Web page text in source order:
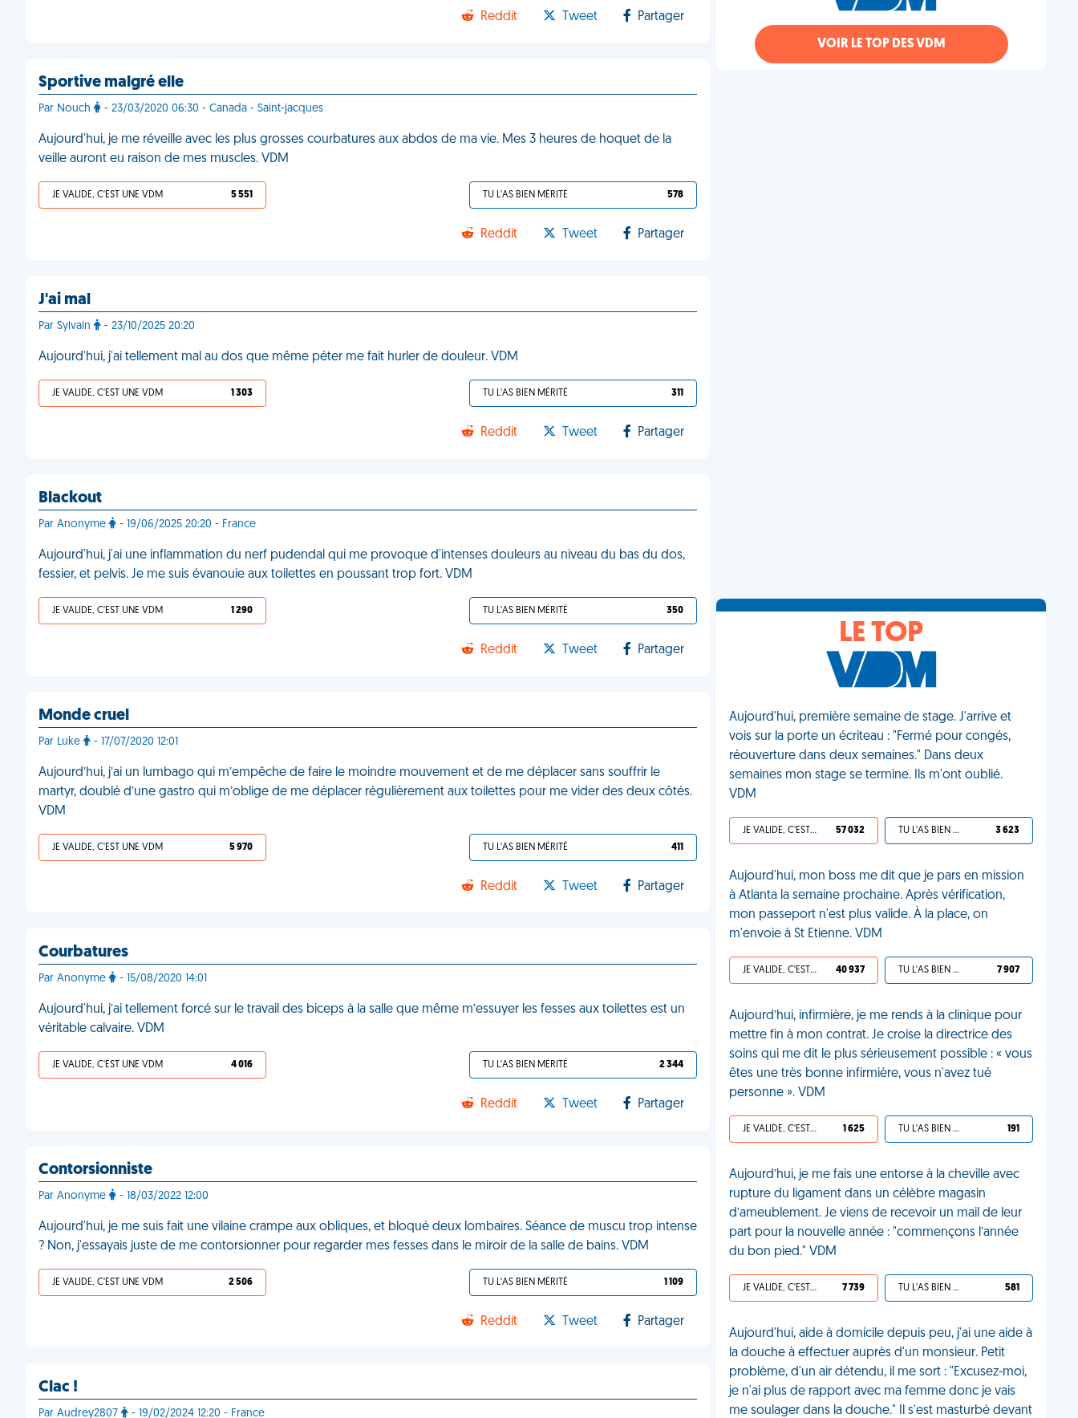
Reddit Tweet Partager
Sportive malgré elle
Par Nouch - 23/03/2020 06:30 - Canada - Saint-jacques
Aujourd'hui, je me réveille avec les plus grosses courbatures aux abdos de ma vie. Mes 3 heures de hoquet de la
veille auront eu raison de mes muscles. VDM
JE VALIDE, C'EST UNE VDM 5 551 TU L'AS BIEN MÉRITÉ 578
Reddit Tweet Partager
J'ai mal
Par Sylvain - 23/10/2025 20:20
Aujourd'hui, j'ai tellement mal au dos que même péter me fait hurler de douleur. VDM
JE VALIDE, C'EST UNE VDM 1 303 TU L'AS BIEN MÉRITÉ 311
Reddit Tweet Partager
Blackout
Par Anonyme - 19/06/2025 20:20 - France
Aujourd'hui, j'ai une inflammation du nerf pudendal qui me provoque d'intenses douleurs au niveau du bas du dos,
fessier, et pelvis. Je me suis évanouie aux toilettes en poussant trop fort. VDM
JE VALIDE, C'EST UNE VDM 1 290 TU L'AS BIEN MÉRITÉ 350
Reddit Tweet Partager
Monde cruel
Par Luke - 17/07/2020 12:01
Aujourd’hui, j’ai un lumbago qui m’empêche de faire le moindre mouvement et de me déplacer sans souffrir le
martyr, doublé d’une gastro qui m’oblige de me déplacer régulièrement aux toilettes pour me vider des deux côtés.
VDM
JE VALIDE, C'EST UNE VDM 5 970 TU L'AS BIEN MÉRITÉ 411
Reddit Tweet Partager
Courbatures
Par Anonyme - 15/08/2020 14:01
Aujourd'hui, j’ai tellement forcé sur le travail des biceps à la salle que même m’essuyer les fesses aux toilettes est un
véritable calvaire. VDM
JE VALIDE, C'EST UNE VDM 4 016 TU L'AS BIEN MÉRITÉ 2 344
Reddit Tweet Partager
Contorsionniste
Par Anonyme - 18/03/2022 12:00
Aujourd'hui, je me suis fait une vilaine crampe aux obliques, et bloqué deux lombaires. Séance de muscu trop intense
? Non, j'essayais juste de me contorsionner pour regarder mes fesses dans le miroir de la salle de bains. VDM
JE VALIDE, C'EST UNE VDM 2 506 TU L'AS BIEN MÉRITÉ 1 109
Reddit Tweet Partager
Clac !
Par Audrey2807 - 19/02/2024 12:20 - France
VOIR LE TOP DES VDM
LE TOP
Aujourd'hui, première semaine de stage. J'arrive et
vois sur la porte un écriteau : "Fermé pour congés,
réouverture dans deux semaines." Dans deux
semaines mon stage se termine. Ils m'ont oublié.
VDM
JE VALIDE, C'EST UNE VDM 57 032 TU L'AS BIEN MÉRITÉ 3 623
Aujourd'hui, mon boss me dit que je pars en mission
à Atlanta la semaine prochaine. Après vérification,
mon passeport n'est plus valide. À la place, on
m'envoie à St Etienne. VDM
JE VALIDE, C'EST UNE VDM 40 937 TU L'AS BIEN MÉRITÉ 7 907
Aujourd’hui, infirmière, je me rends à la clinique pour
mettre fin à mon contrat. Je croise la directrice des
soins qui me dit le plus sérieusement possible : « vous
êtes une très bonne infirmière, vous n'avez tué
personne ». VDM
JE VALIDE, C'EST UNE VDM 1 625 TU L'AS BIEN MÉRITÉ 191
Aujourd’hui, je me fais une entorse à la cheville avec
rupture du ligament dans un célèbre magasin
d’ameublement. Je viens de recevoir un mail de leur
part pour la nouvelle année : "commençons l’année
du bon pied." VDM
JE VALIDE, C'EST UNE VDM 7 739 TU L'AS BIEN MÉRITÉ 581
Aujourd'hui, aide à domicile depuis peu, j'ai une aide à
la douche à effectuer auprès d'un monsieur. Petit
problème, d'un air détendu, il me sort : "Excusez-moi,
je n'ai plus de rapport avec ma femme donc je vais
me soulager dans la douche." Il s'est masturbé devant